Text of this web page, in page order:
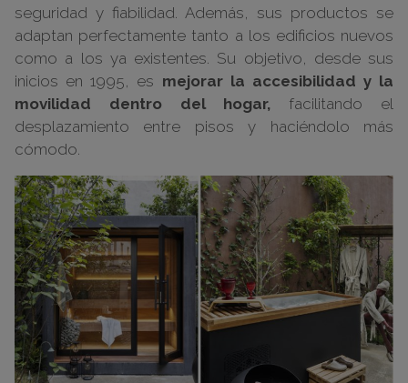
seguridad y fiabilidad. Además, sus productos se
adaptan perfectamente tanto a los edificios nuevos
como a los ya existentes. Su objetivo, desde sus
inicios en 1995, es mejorar la accesibilidad y la
movilidad dentro del hogar, facilitando el
desplazamiento entre pisos y haciéndolo más
cómodo.